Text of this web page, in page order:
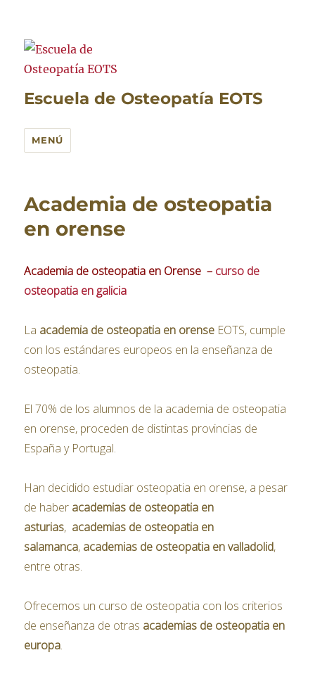
Escuela de Osteopatía EOTS
MENÚ
Academia de osteopatia
en orense
Academia de osteopatia en Orense – curso de
osteopatia en galicia
La academia de osteopatia en orense EOTS, cumple
con los estándares europeos en la enseñanza de
osteopatia.
El 70% de los alumnos de la academia de osteopatia
en orense, proceden de distintas provincias de
España y Portugal.
Han decidido estudiar osteopatia en orense, a pesar
de haber academias de osteopatia en
asturias, academias de osteopatia en
salamanca, academias de osteopatia en valladolid,
entre otras.
Ofrecemos un curso de osteopatia con los criterios
de enseñanza de otras academias de osteopatia en
europa.